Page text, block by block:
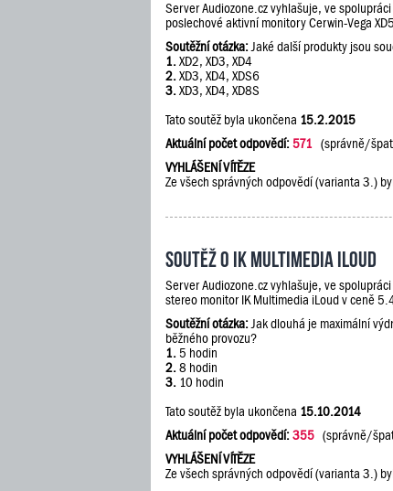
Server Audiozone.cz vyhlašuje, ve
poslechové aktivní monitory Cerwin-Vega
Soutěžní otázka: Jaké další produkty jsou
1. XD2, XD3, XD4
2. XD3, XD4, XDS6
3. XD3, XD4, XD8S
Tato soutěž byla ukončena 15.2.2015
Aktuální počet odpovědí:571 (správně/
VYHLÁŠENÍ VÍTĚZE
Ze všech správných odpovědí (varianta 3.)
Soutěž o IK Multimedia iLoud
Server Audiozone.cz vyhlašuje, ve
stereo monitor IK Multimedia iLoud v ceně
Soutěžní otázka: Jak dlouhá je maximální
běžného provozu?
1. 5 hodin
2. 8 hodin
3. 10 hodin
Tato soutěž byla ukončena 15.10.2014
Aktuální počet odpovědí:355 (správně/
VYHLÁŠENÍ VÍTĚZE
Ze všech správných odpovědí (varianta 3.)